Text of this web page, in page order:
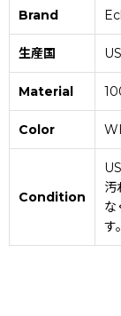
Brand
生産国
Material
Color
Condition
汚
な
す。